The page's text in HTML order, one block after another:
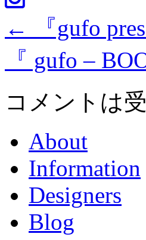
←
『gufo
『 gufo –
コメントは
About
Information
Designers
Blog